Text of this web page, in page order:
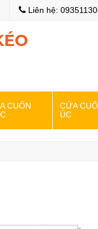
mừng bạn đến với
Liên hệ:
CUỐN
CỬA
ÚC